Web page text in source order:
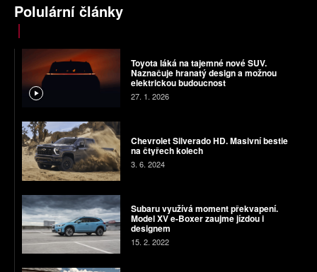
Polulární články
Toyota láká na tajemné nové SUV.
Naznačuje hranatý design a možnou
elektrickou budoucnost
27. 1. 2026
Chevrolet Silverado HD. Masivní bestie
na čtyřech kolech
3. 6. 2024
Subaru využívá moment překvapení.
Model XV e-Boxer zaujme jízdou i
designem
15. 2. 2022